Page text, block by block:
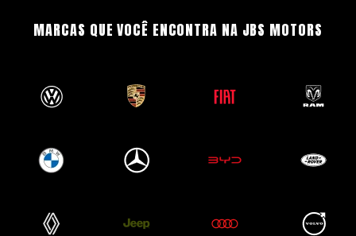
MARCAS QUE VOCÊ ENCONTRA NA JBS MOTORS